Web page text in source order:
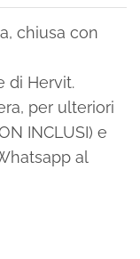
chiusa con
di Hervit.
per ulteriori
INCLUSI) e
al